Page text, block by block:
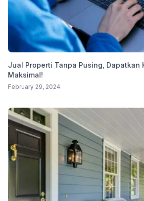
Jual Properti Tanpa Pusing, Dapatkan
Maksimal!
February 29, 2024